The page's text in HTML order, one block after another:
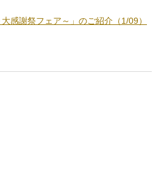
感謝祭フェア～」のご紹介（1/09）